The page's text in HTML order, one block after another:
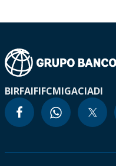
BIRFAIFIFCMIGACIADI